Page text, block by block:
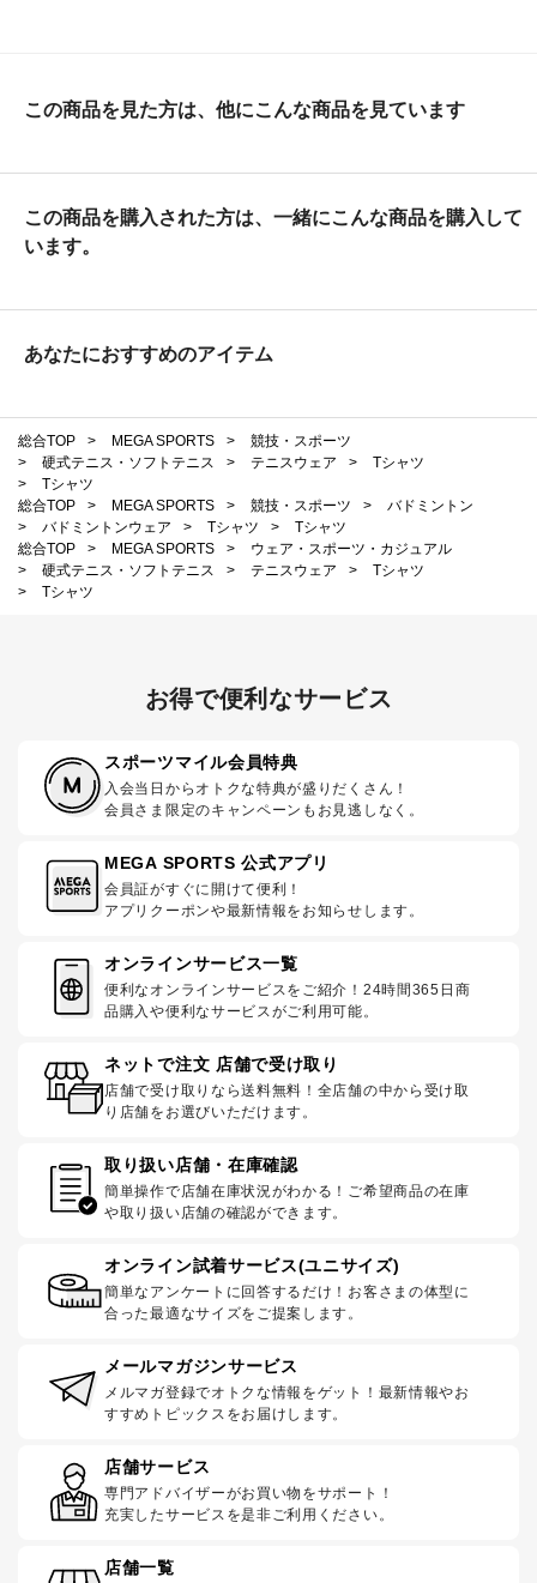
この商品を見た方は、他にこんな商品を見ています
この商品を購入された方は、一緒にこんな商品を購入して
います。
あなたにおすすめのアイテム
総合TOP > MEGA SPORTS >
競技・スポーツ
>
硬式テニス・ソフトテニス > テニスウェア >
Tシャツ
>
Tシャツ
総合TOP
> MEGA SPORTS > 競技・スポーツ >
バドミントン
>
バドミントンウェア > Tシャツ >
Tシャツ
総合TOP
> MEGA SPORTS >
ウェア・スポーツ・カジュアル
>
硬式テニス・ソフトテニス > テニスウェア >
Tシャツ
>
Tシャツ
お得で便利なサービス
スポーツマイル会員特典
入会当日からオトクな特典が盛りだくさん！
会員さま限定のキャンペーンもお見逃しなく。
MEGA SPORTS 公式アプリ
会員証がすぐに開けて便利！
アプリクーポンや最新情報をお知らせします。
オンラインサービス一覧
便利なオンラインサービスをご紹介！24時間365日商
品購入や便利なサービスがご利用可能。
ネットで注文 店舗で受け取り
店舗で受け取りなら送料無料！全店舗の中から受け取
り店舗をお選びいただけます。
取り扱い店舗・在庫確認
簡単操作で店舗在庫状況がわかる！ご希望商品の在庫
や取り扱い店舗の確認ができます。
オンライン試着サービス(ユニサイズ)
簡単なアンケートに回答するだけ！お客さまの体型に
合った最適なサイズをご提案します。
メールマガジンサービス
メルマガ登録でオトクな情報をゲット！最新情報やお
すすめトピックスをお届けします。
店舗サービス
専門アドバイザーがお買い物をサポート！
充実したサービスを是非ご利用ください。
店舗一覧